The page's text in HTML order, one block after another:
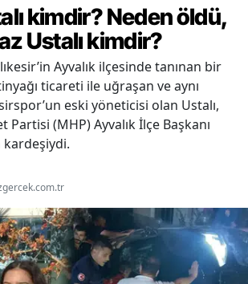
kimdir? Neden öldü,
Ustalı kimdir?
Ayvalık ilçesinde tanınan bir
ticareti ile uğraşan ve aynı
eski yöneticisi olan Ustalı,
Partisi (MHP) Ayvalık İlçe Başkanı
kardeşiydi.